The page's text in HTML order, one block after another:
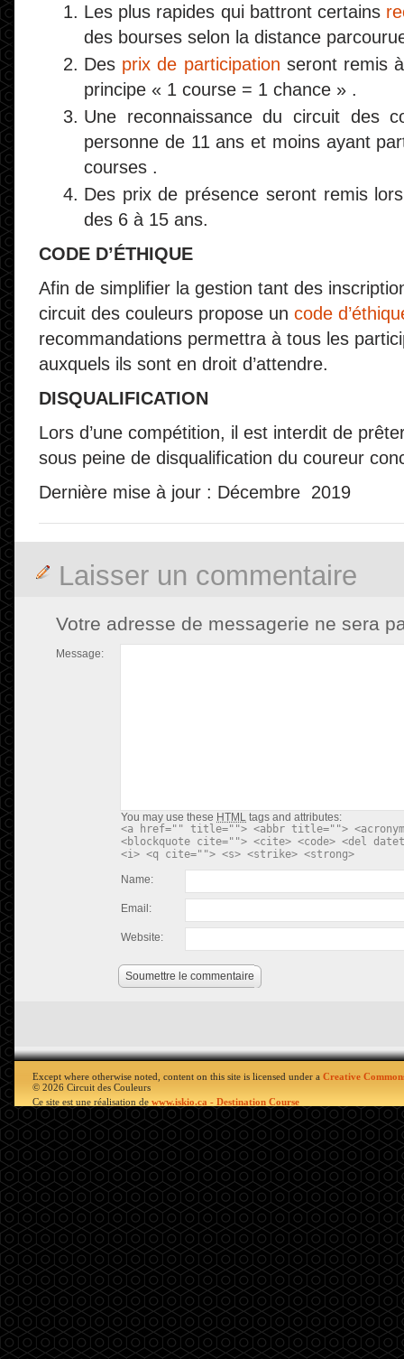
Les plus rapides qui battront certains
des bourses selon la distance
Des prix de participation seront remis
principe « 1 course = 1 chance » .
Une reconnaissance du circuit des
personne de 11 ans et moins ayant
courses .
Des prix de présence seront remis
des 6 à 15 ans.
CODE D’ÉTHIQUE
Afin de simplifier la gestion tant des
circuit des couleurs propose un code
recommandations permettra à tous les
auxquels ils sont en droit d’attendre.
DISQUALIFICATION
Lors d’une compétition, il est interdit de
sous peine de disqualification du coureur
Dernière mise à jour : Décembre 2019
Laisser un commentaire
Votre adresse de messagerie ne sera
Message:
You may use these HTML tags and attributes:
<a href="" title=""> <abbr title="">
<blockquote cite=""> <cite> <code> <del
<i> <q cite=""> <s> <strike> <strong>
Name:
Email:
Website:
Soumettre le commentaire
Except where otherwise noted, content on this site is licensed under a Creative
© 2026 Circuit des Couleurs
Ce site est une réalisation de www.iskio.ca - Destination Course